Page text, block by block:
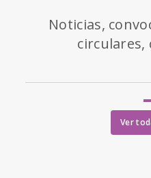
Noticias,
circulares,
Ver